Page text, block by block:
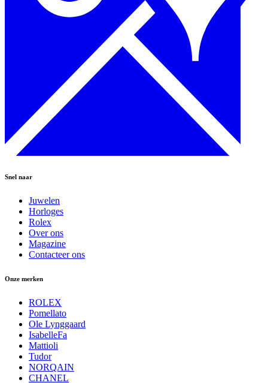
Snel naar
Juwelen
Horloges
Rolex
Over ons
Magazine
Contacteer ons
Onze merken
ROLEX
Pomellato
Ole Lynggaard
IsabelleFa
Mattioli
Tudor
NORQAIN
CHANEL